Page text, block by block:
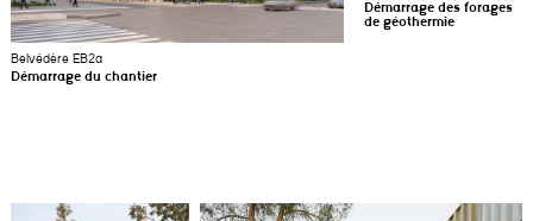
Belvédère EB2a
Démarrage du chantier
Démarrage des forages
de géothermie